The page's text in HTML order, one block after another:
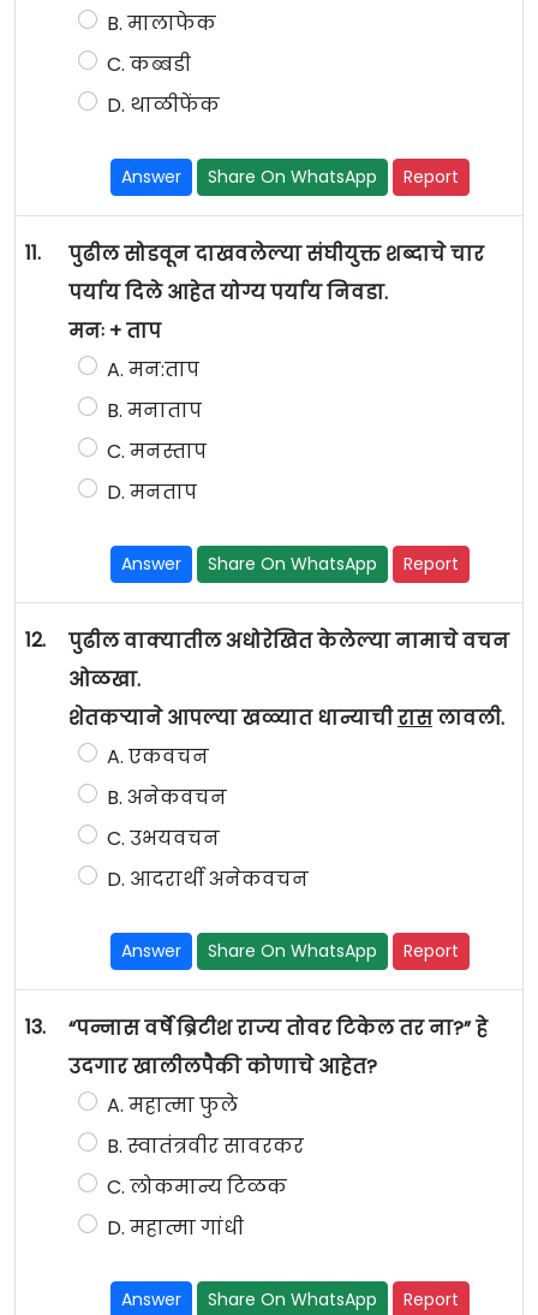
B. मालाफेक
C. कब्बडी
D. थाळीफेंक
Answer Share On WhatsApp Report
11.
पुढील सोडवून दाखवलेल्या संघीयुक्त शब्दाचे चार
पर्याय दिले आहेत योग्य पर्याय निवडा.
मनः + ताप
A. मन:ताप
B. मनाताप
C. मनस्ताप
D. मनताप
Answer Share On WhatsApp Report
12.
पुढील वाक्यातील अधोरेखित केलेल्या नामाचे वचन
ओळखा.
शेतकऱ्याने आपल्या खळ्यात धान्याचीरासलावली.
A. एकवचन
B. अनेकवचन
C. उभयवचन
D. आदरार्थी अनेकवचन
Answer Share On WhatsApp Report
13.
“पन्नास वर्षे ब्रिटीश राज्य तोवर टिकेल तर ना?” हे
उदगार खालीलपैकी कोणाचे आहेत?
A. महात्मा फुले
B. स्वातंत्रवीर सावरकर
C. लोकमान्य टिळक
D. महात्मा गांधी
Answer Share On WhatsApp Report